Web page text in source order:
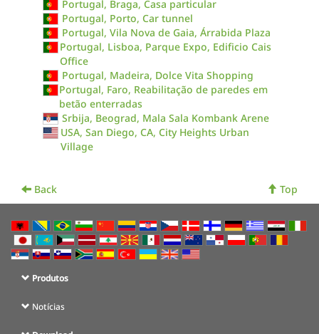
Portugal, Braga, Casa particular
Portugal, Porto, Car tunnel
Portugal, Vila Nova de Gaia, Árrabida Plaza
Portugal, Lisboa, Parque Expo, Edificio Cais
Office
Portugal, Madeira, Dolce Vita Shopping
Portugal, Faro, Reabilitação de paredes em
betão enterradas
Srbija, Beograd, Mala Sala Kombank Arene
USA, San Diego, CA, City Heights Urban
Village
Back Top
Produtos
Notícias